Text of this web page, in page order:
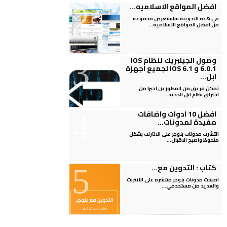
افضل المواقع الاسلاميه...
في هذه التدوينة ساستعرض مجموعه
من افضل المواقع الاسلاميه...
وصول الجيلبريك لنظام IOS
6.0.1 و IOS 6.1 لجميع اجهزة
ابل...
تمكن فريق من المطورين اخيرا من
اختراق نظام ابل الجديد...
افضل 10 ادوات واضافات
مفيدة لمدونات...
انتشرت مدونات بلوجر على الانترنت بشكل
ملحوظ واصبح الاقبال...
كتاب : التدوين مع...
اصبحت مدونات بلوجر منتشره على الانترنت
والعديد من مستخدمي...